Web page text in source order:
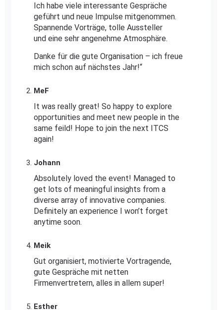
Ich habe viele interessante Gespräche
geführt und neue Impulse mitgenommen.
Spannende Vorträge, tolle Aussteller
und eine sehr angenehme Atmosphäre.
Danke für die gute Organisation – ich freue
mich schon auf nächstes Jahr!“
MeF
It was really great! So happy to explore
opportunities and meet new people in the
same feild! Hope to join the next ITCS
again!
Johann
Absolutely loved the event! Managed to
get lots of meaningful insights from a
diverse array of innovative companies.
Definitely an experience I won’t forget
anytime soon.
Meik
Gut organisiert, motivierte Vortragende,
gute Gespräche mit netten
Firmenvertretern, alles in allem super!
Esther